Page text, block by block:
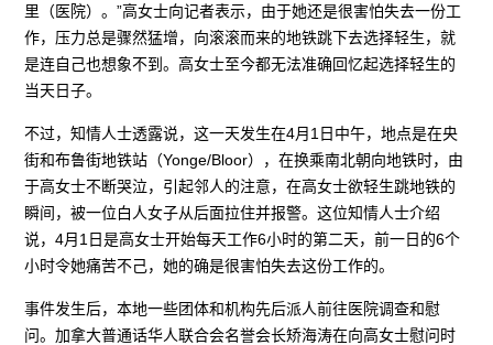
里（医院）。”高女士向记者表示，由于她还是很害怕失去一份工
作，压力总是骤然猛增，向滚滚而来的地铁跳下去选择轻生，就
是连自己也想象不到。高女士至今都无法准确回忆起选择轻生的
当天日子。
不过，知情人士透露说，这一天发生在4月1日中午，地点是在央
街和布鲁街地铁站（Yonge/Bloor），在换乘南北朝向地铁时，由
于高女士不断哭泣，引起邻人的注意，在高女士欲轻生跳地铁的
瞬间，被一位白人女子从后面拉住并报警。这位知情人士介绍
说，4月1日是高女士开始每天工作6小时的第二天，前一日的6个
小时令她痛苦不己，她的确是很害怕失去这份工作的。
事件发生后，本地一些团体和机构先后派人前往医院调查和慰
问。加拿大普通话华人联合会名誉会长矫海涛在向高女士慰问时